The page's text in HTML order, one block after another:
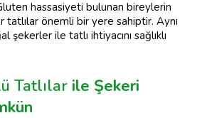
hassasiyeti bulunan bireylerin
önemli bir yere sahiptir. Aynı
şekerler ile tatlı ihtiyacını sağlıklı
Tatlılar ile Şekeri